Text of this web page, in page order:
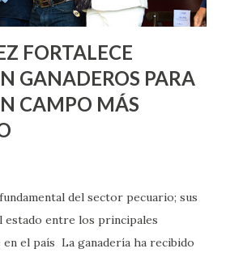
y en los edificios de...
FORTALECE
GANADEROS PARA
CAMPO MÁS
del sector pecuario; sus
estado entre los principales
el país La ganadería ha recibido